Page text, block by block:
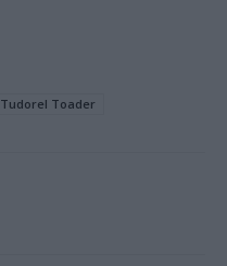
Tudorel Toader